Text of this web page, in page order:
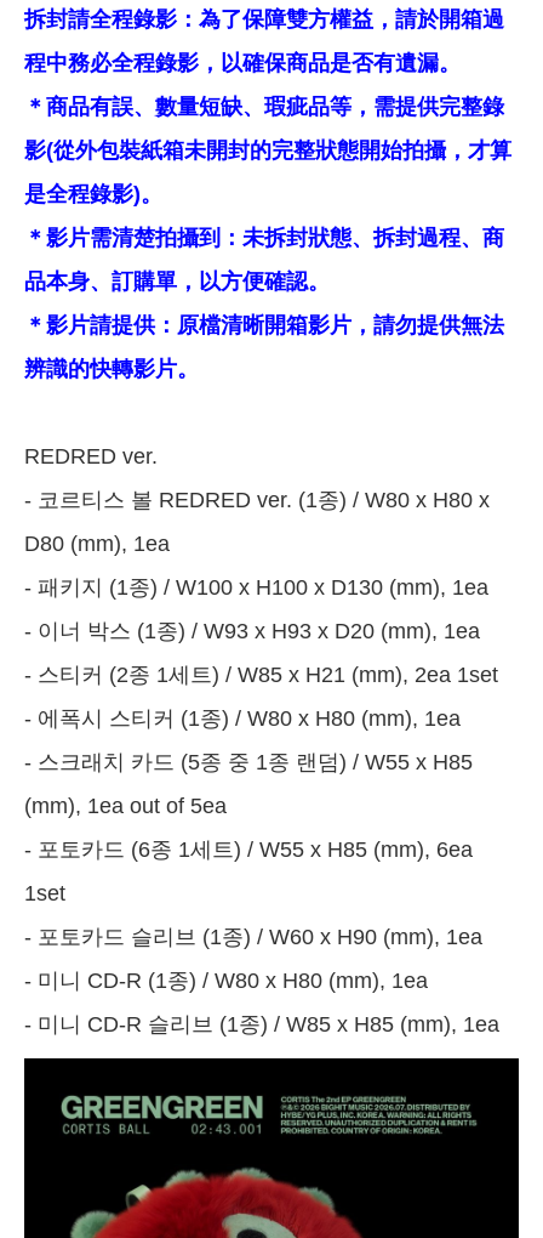
拆封請全程錄影：為了保障雙方權益，請於開箱過
程中務必全程錄影，以確保商品是否有遺漏。
＊商品有誤、數量短缺、瑕疵品等，需提供完整錄
影(從外包裝紙箱未開封的完整狀態開始拍攝，才算
是全程錄影)。
＊影片需清楚拍攝到：未拆封狀態、拆封過程、商
品本身、訂購單，以方便確認。
＊影片請提供：原檔清晰開箱影片，請勿提供無法
辨識的快轉影片。
REDRED ver.
- 코르티스 볼 REDRED ver. (1종) / W80 x H80 x
D80 (mm), 1ea
- 패키지 (1종) / W100 x H100 x D130 (mm), 1ea
- 이너 박스 (1종) / W93 x H93 x D20 (mm), 1ea
- 스티커 (2종 1세트) / W85 x H21 (mm), 2ea 1set
- 에폭시 스티커 (1종) / W80 x H80 (mm), 1ea
- 스크래치 카드 (5종 중 1종 랜덤) / W55 x H85
(mm), 1ea out of 5ea
- 포토카드 (6종 1세트) / W55 x H85 (mm), 6ea
1set
- 포토카드 슬리브 (1종) / W60 x H90 (mm), 1ea
- 미니 CD-R (1종) / W80 x H80 (mm), 1ea
- 미니 CD-R 슬리브 (1종) / W85 x H85 (mm), 1ea